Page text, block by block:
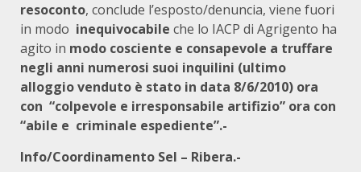
resoconto, conclude l’esposto/denuncia, viene fuori
in modo inequivocabile che lo IACP di Agrigento ha
agito in modo cosciente e consapevole a truffare
negli anni numerosi suoi inquilini (ultimo
alloggio venduto è stato in data 8/6/2010) ora
con “colpevole e irresponsabile artifizio” ora con
“abile e criminale espediente”.-
Info/Coordinamento Sel – Ribera.-